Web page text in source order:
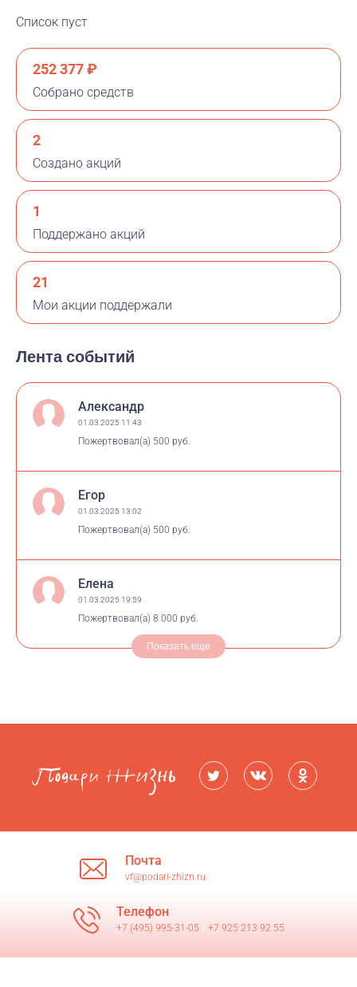
Список пуст
252 377 ₽
Собрано средств
2
Создано акций
1
Поддержано акций
21
Мои акции поддержали
Лента событий
Александр
01.03.2025 11:43
Пожертвовал(а) 500 руб.
Егор
01.03.2025 13:02
Пожертвовал(а) 500 руб.
Елена
01.03.2025 19:59
Пожертвовал(а) 8 000 руб.
Показать еще
Почта
vf@podari-zhizn.ru
Телефон
+7 (495) 995-31-05 +7 925 213 92 55